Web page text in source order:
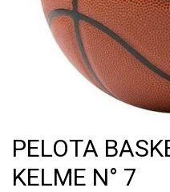
PELOTA
KELME N° 7